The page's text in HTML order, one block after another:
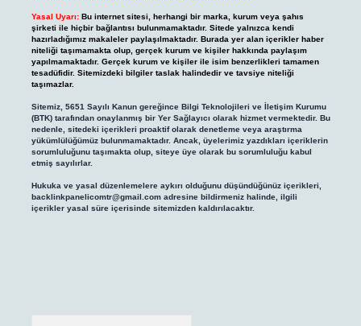
Yasal Uyarı: Bu internet sitesi, herhangi bir marka, kurum veya şahıs
şirketi ile hiçbir bağlantısı bulunmamaktadır. Sitede yalnızca kendi
hazırladığımız makaleler paylaşılmaktadır. Burada yer alan içerikler haber
niteliği taşımamakta olup, gerçek kurum ve kişiler hakkında paylaşım
yapılmamaktadır. Gerçek kurum ve kişiler ile isim benzerlikleri tamamen
tesadüfidir. Sitemizdeki bilgiler taslak halindedir ve tavsiye niteliği
taşımazlar.
Sitemiz, 5651 Sayılı Kanun gereğince Bilgi Teknolojileri ve İletişim Kurumu
(BTK) tarafından onaylanmış bir Yer Sağlayıcı olarak hizmet vermektedir. Bu
nedenle, sitedeki içerikleri proaktif olarak denetleme veya araştırma
yükümlülüğümüz bulunmamaktadır. Ancak, üyelerimiz yazdıkları içeriklerin
sorumluluğunu taşımakta olup, siteye üye olarak bu sorumluluğu kabul
etmiş sayılırlar.
Hukuka ve yasal düzenlemelere aykırı olduğunu düşündüğünüz içerikleri,
backlinkpanelicomtr@gmail.comadresine bildirmeniz halinde, ilgili
içerikler yasal süre içerisinde sitemizden kaldırılacaktır.